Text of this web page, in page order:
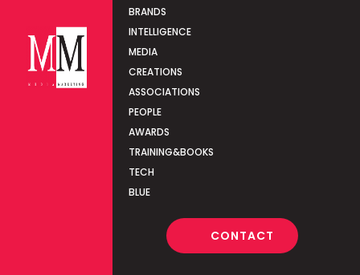
BRANDS
INTELLIGENCE
MEDIA
CREATIONS
ASSOCIATIONS
PEOPLE
AWARDS
TRAINING&BOOKS
TECH
BLUE
CONTACT